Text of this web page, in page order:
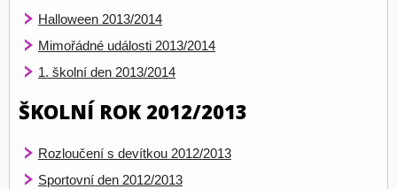
Halloween 2013/2014
Mimořádné události 2013/2014
1. školní den 2013/2014
ŠKOLNÍ ROK 2012/2013
Rozloučení s devítkou 2012/2013
Sportovní den 2012/2013